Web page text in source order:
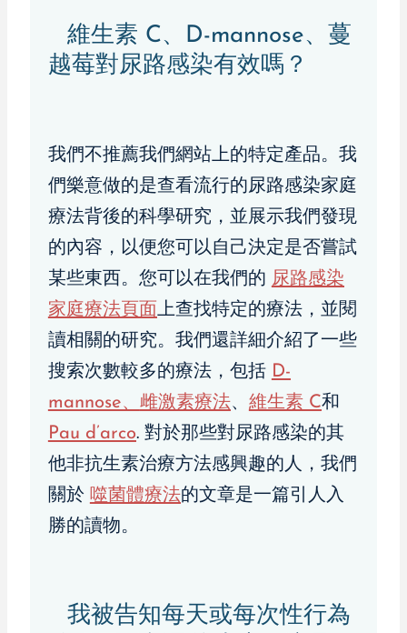
維生素 C、D-mannose、蔓
越莓對尿路感染有效嗎？
我們不推薦我們網站上的特定產品。我
們樂意做的是查看流行的尿路感染家庭
療法背後的科學研究，並展示我們發現
的內容，以便您可以自己決定是否嘗試
某些東西。您可以在我們的 尿路感染
家庭療法頁面上查找特定的療法，並閱
讀相關的研究。我們還詳細介紹了一些
搜索次數較多的療法，包括 D-
mannose、 雌激素療法、 維生素 C和
Pau d’arco. 對於那些對尿路感染的其
他非抗生素治療方法感興趣的人，我們
關於 噬菌體療法的文章是一篇引人入
勝的讀物。
我被告知每天或每次性行為